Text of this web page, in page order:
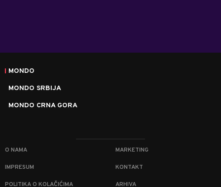
MONDO
MONDO SRBIJA
MONDO CRNA GORA
O NAMA MARKETING
IMPRESUM KONTAKT
POLITIKA O KOLAČIĆIMA ARHIVA